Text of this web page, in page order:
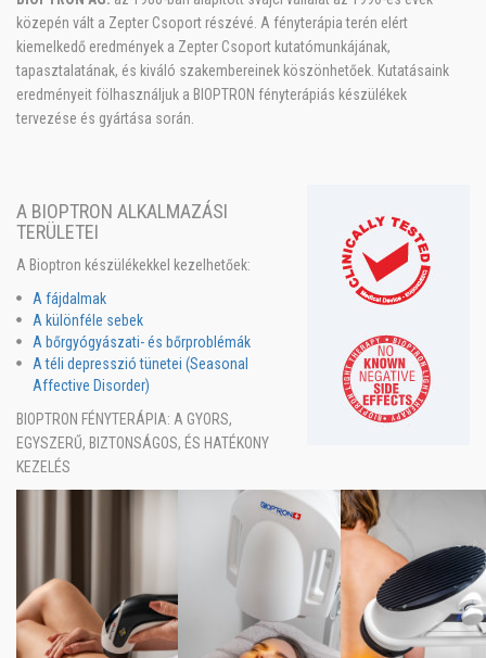
közepén vált a Zepter Csoport részévé. A fényterápia terén elért
kiemelkedő eredmények a Zepter Csoport kutatómunkájának,
tapasztalatának, és kiváló szakembereinek köszönhetőek. Kutatásaink
eredményeit fölhasználjuk a BIOPTRON fényterápiás készülékek
tervezése és gyártása során.
A BIOPTRON ALKALMAZÁSI
TERÜLETEI
A Bioptron készülékekkel kezelhetőek:
A fájdalmak
A különféle sebek
A bőrgyógyászati- és bőrproblémák
A téli depresszió tünetei (Seasonal
Affective Disorder)
BIOPTRON FÉNYTERÁPIA: A GYORS,
EGYSZERŰ, BIZTONSÁGOS, ÉS HATÉKONY
KEZELÉS